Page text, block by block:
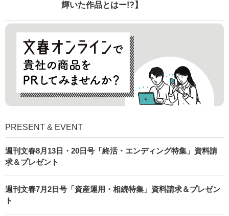
輝いた作品とはー!?】
PRESENT & EVENT
週刊文春8月13日・20日号「終活・エンディング特集」資料請
求＆プレゼント
週刊文春7月2日号「資産運用・相続特集」資料請求＆プレゼン
ト